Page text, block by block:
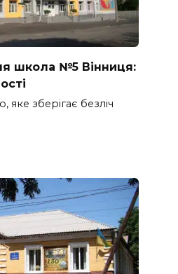
школа №5 Вінниця:
яке зберігає безліч